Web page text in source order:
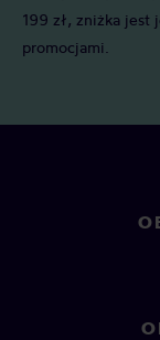
199 zł, zniżka jest
promocjami.